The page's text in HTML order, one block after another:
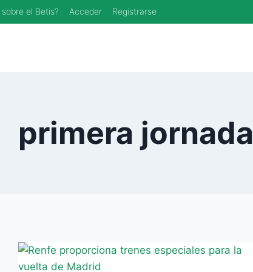
el Betis? Acceder Registrarse
primera jornada